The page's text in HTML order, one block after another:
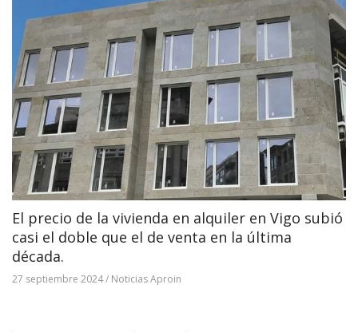
El precio de la vivienda en alquiler en Vigo subió
casi el doble que el de venta en la última
década.
27 septiembre 2024/ Noticias Aproin